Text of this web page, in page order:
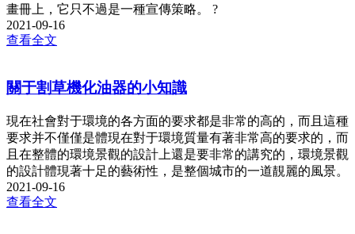
畫冊上，它只不過是一種宣傳策略。 ?
2021-09-16
查看全文
關于割草機化油器的小知識
現在社會對于環境的各方面的要求都是非常的高的，而且這種
要求并不僅僅是體現在對于環境質量有著非常高的要求的，而
且在整體的環境景觀的設計上還是要非常的講究的，環境景觀
的設計體現著十足的藝術性，是整個城市的一道靚麗的風景。
2021-09-16
查看全文